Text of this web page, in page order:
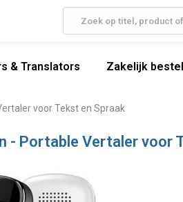
& Translators Zakelijk
voor Tekst en Spraak
- Portable Vertaler voor